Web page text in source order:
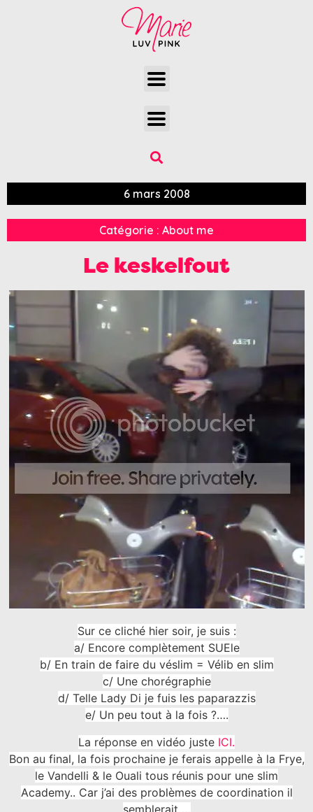
6 mars 2008
Catégorie : About me
Le keskelfout
Sur ce cliché hier soir, je suis :
a/ Encore complètement SUEle
b/ En train de faire du véslim = Vélib en slim
c/ Une chorégraphie
d/ Telle Lady Di je fuis les paparazzis
e/ Un peu tout à la fois ?….
La réponse en vidéo juste ICI.
Bon au final, la fois prochaine je ferais appelle à la Frye,
le Vandelli & le Ouali tous réunis pour une slim
Academy.. Car j’ai des problèmes de coordination il
semblerait …